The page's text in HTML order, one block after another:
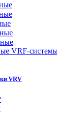
VRF-
VRV